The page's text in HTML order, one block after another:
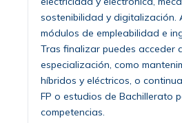
sostenibilidad y digitalización.
módulos de empleabilidad e
Tras finalizar puedes acceder
especialización, como
híbridos y eléctricos, o
FP o estudios de Bachillerato
competencias.